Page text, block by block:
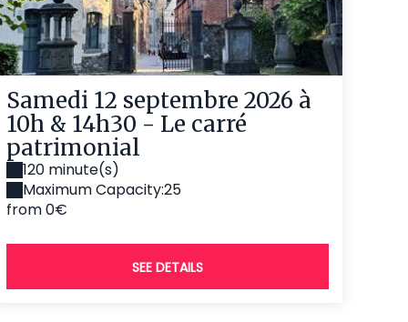
Samedi 12 septembre 2026 à
10h & 14h30 - Le carré
patrimonial
120 minute(s)
Maximum Capacity:25
from 0€
SEE DETAILS